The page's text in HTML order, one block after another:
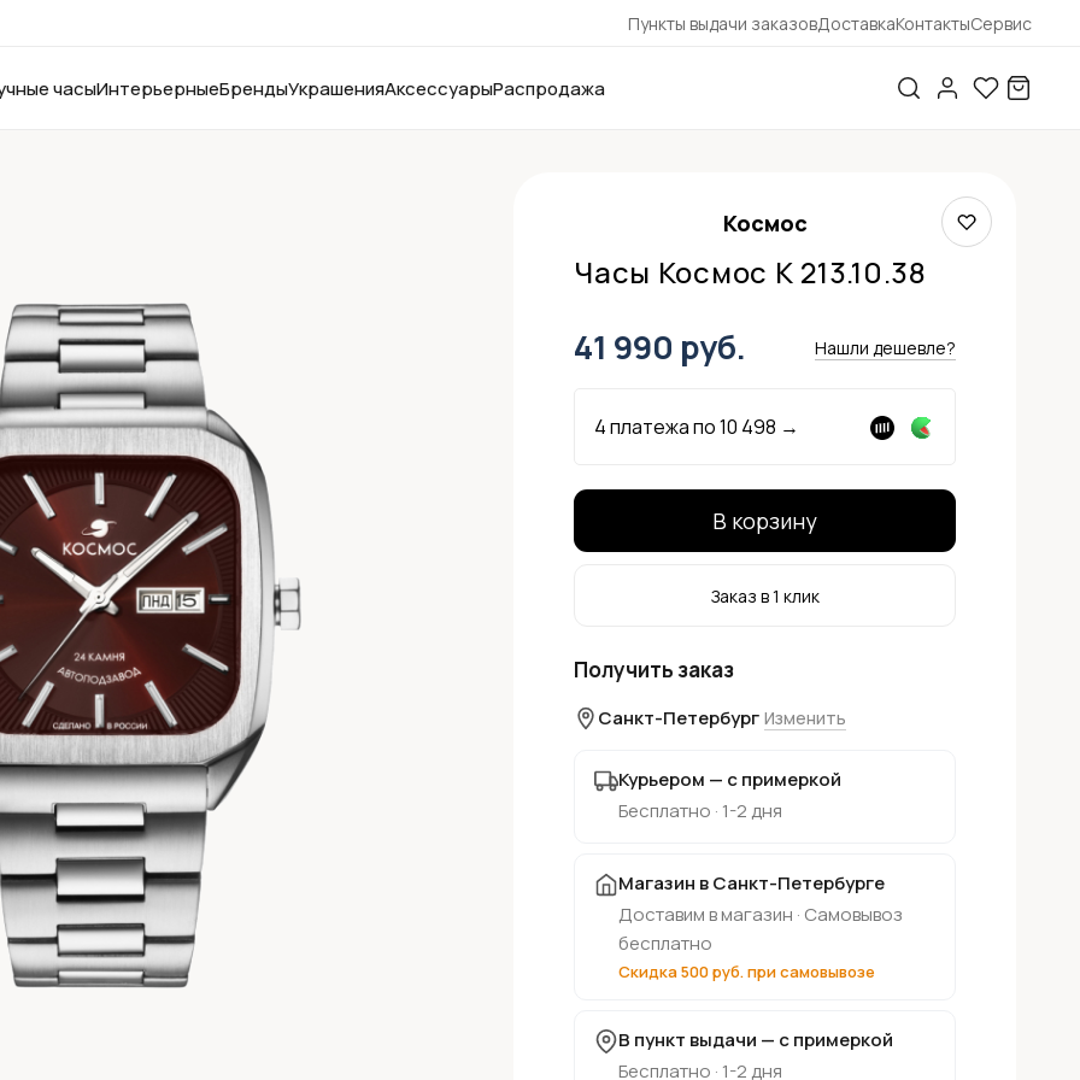
Пункты выдачи заказовДоставкаКонтактыСервис
часыИнтерьерныеБрендыУкрашенияАксессуарыРаспродажа
Космос
Часы Космос K 213.10.38
41 990 руб. Нашли дешевле?
4 платежа по10 498 →
В корзину
Заказ в 1 клик
Получить заказ
Санкт-Петербург Изменить
Курьером — с примеркой
Бесплатно · 1-2 дня
Магазин в Санкт-Петербурге
Доставим в магазин · Самовывоз
бесплатно
Скидка 500 руб. при самовывозе
В пункт выдачи — с примеркой
Бесплатно · 1-2 дня